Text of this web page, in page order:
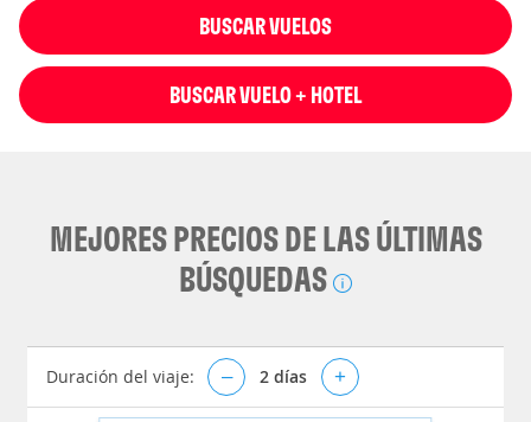
BUSCAR VUELOS
BUSCAR VUELO + HOTEL
MEJORES PRECIOS DE LAS ÚLTIMAS
BÚSQUEDAS
Duración del viaje: – 2 días +